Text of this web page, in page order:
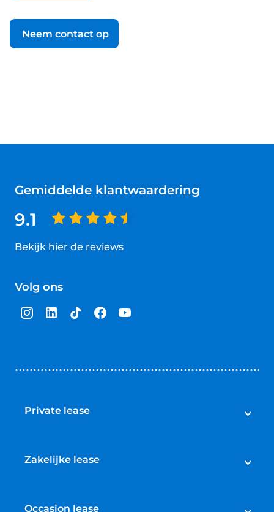
Neem contact op
Gemiddelde klantwaardering
9.1
Bekijk hier de reviews
van
sterren
Volg ons
Private lease
Aanbod private lease nieuw
Zakelijke lease
Aanbod zakelijke lease nieuw
Occasion lease